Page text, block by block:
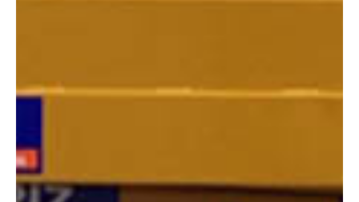
Longitud:2.42 m
ESPECIFICACIONES TÉCNICAS